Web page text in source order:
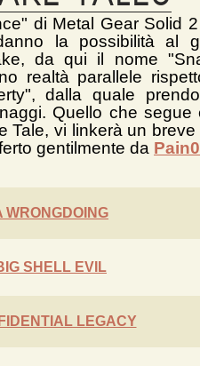
di Metal Gear Solid
la possibilità al
da qui il nome
realtà parallele
dalla quale
Quello che segue
Tale, vi linkerà un
gentilmente da
WRONGDOING
SHELL EVIL
LEGACY